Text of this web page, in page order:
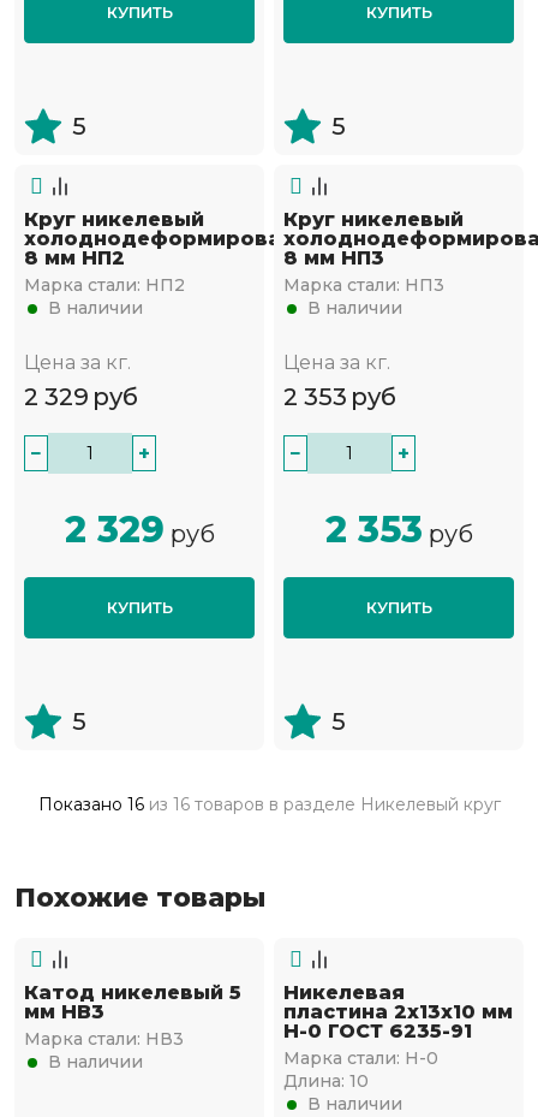
КУПИТЬ
5
КУПИТЬ
5
Круг никелевый
холоднодеформированный
8 мм НП2
Марка стали: НП2
В наличии
Цена за кг.
2 329 руб
− +
2 329 руб
КУПИТЬ
5
Круг никелевый
8 мм НП3
Марка стали: НП3
В наличии
Цена за кг.
2 353 руб
− +
2 353 руб
КУПИТЬ
5
Показано 16из 16 товаров в разделе Никелевый круг
Похожие товары
Катод никелевый 5
мм НВ3
Марка стали: НВ3
В наличии
Никелевая
пластина 2х13х10 мм
Н-0 ГОСТ 6235-91
Марка стали: Н-0
Длина: 10
В наличии